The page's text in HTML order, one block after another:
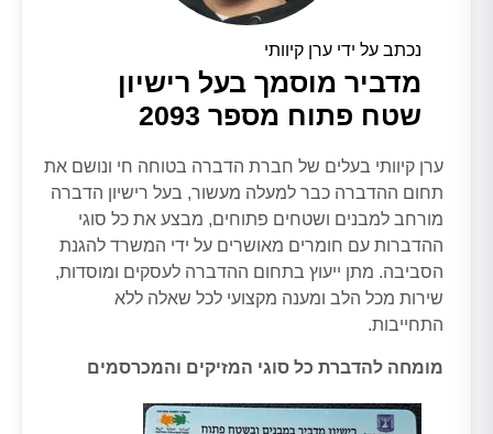
נכתב על ידי ערן קיוותי
מדביר מוסמך בעל רישיון
שטח פתוח מספר 2093
ערן קיוותי בעלים של חברת הדברה בטוחה חי ונושם את
תחום ההדברה כבר למעלה מעשור, בעל רישיון הדברה
מורחב למבנים ושטחים פתוחים, מבצע את כל סוגי
ההדברות עם חומרים מאושרים על ידי המשרד להגנת
הסביבה. מתן ייעוץ בתחום ההדברה לעסקים ומוסדות,
שירות מכל הלב ומענה מקצועי לכל שאלה ללא
התחייבות.
מומחה להדברת כל סוגי המזיקים והמכרסמים